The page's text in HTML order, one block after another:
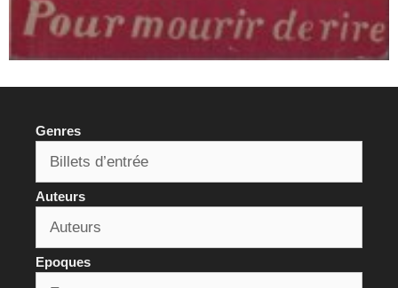
Genres
Auteurs
Epoques